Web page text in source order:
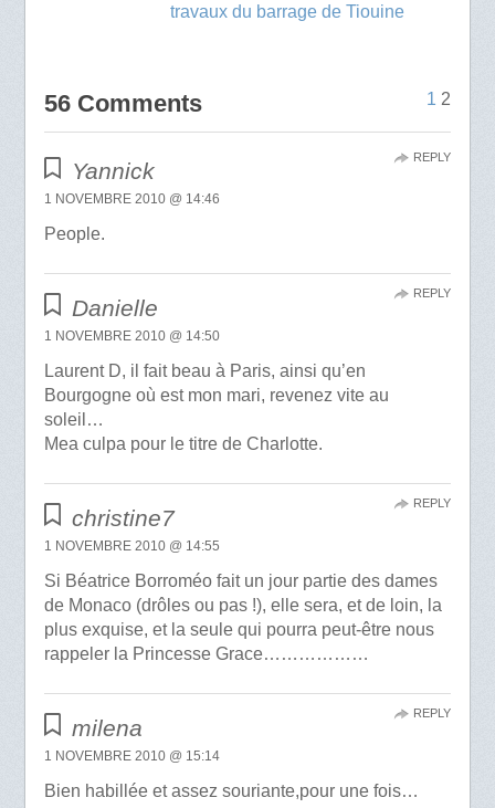
travaux du barrage de Tiouine
56 Comments 1 2
Yannick
1 NOVEMBRE 2010 @ 14:46
People.
REPLY
Danielle
1 NOVEMBRE 2010 @ 14:50
Laurent D, il fait beau à Paris, ainsi qu’en
Bourgogne où est mon mari, revenez vite au
soleil…
Mea culpa pour le titre de Charlotte.
REPLY
christine7
1 NOVEMBRE 2010 @ 14:55
Si Béatrice Borroméo fait un jour partie des dames
de Monaco (drôles ou pas !), elle sera, et de loin, la
plus exquise, et la seule qui pourra peut-être nous
rappeler la Princesse Grace………………
REPLY
milena
1 NOVEMBRE 2010 @ 15:14
Bien habillée et assez souriante,pour une fois…
REPLY